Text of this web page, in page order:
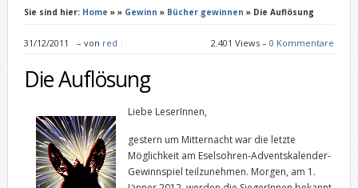
Sie sind hier: Home » » Gewinn » Bücher gewinnen » Die Auflösung
31/12/2011 – von red 2.401 Views –0 Kommentare
Die Auflösung
Liebe LeserInnen,
gestern um Mitternacht war die letzte
Möglichkeit am Eselsohren-Adventskalender-
Gewinnspiel teilzunehmen. Morgen, am 1.